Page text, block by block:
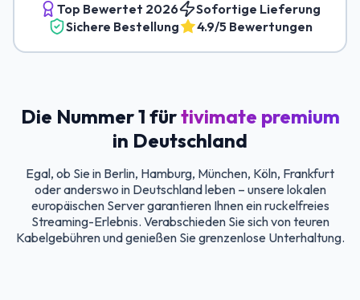
Top Bewertet 2026
Sofortige Lieferung
Sichere Bestellung
4.9/5 Bewertungen
Die Nummer 1 fürtivimate premium
in Deutschland
Egal, ob Sie in Berlin, Hamburg, München, Köln, Frankfurt
oder anderswo in Deutschland leben – unsere lokalen
europäischen Server garantieren Ihnen ein ruckelfreies
Streaming-Erlebnis. Verabschieden Sie sich von teuren
Kabelgebühren und genießen Sie grenzenlose Unterhaltung.